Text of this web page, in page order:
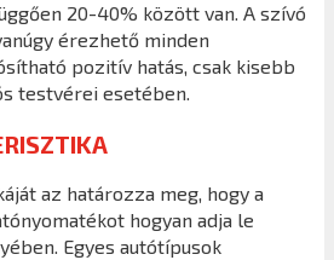
20-40% között van. A szívó
érezhető minden
pozitív hatás, csak kisebb
testvérei esetében.
az határozza meg, hogy a
hogyan adja le
Egyes autótípusok